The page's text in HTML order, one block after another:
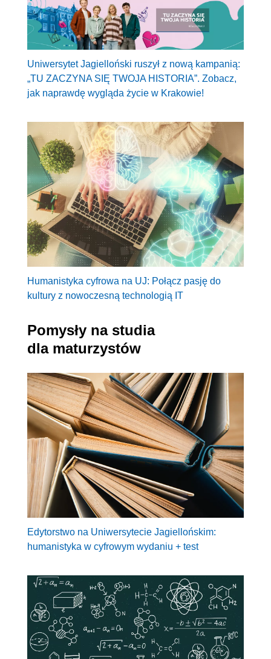
Uniwersytet Jagielloński ruszył z nową kampanią:
„TU ZACZYNA SIĘ TWOJA HISTORIA”. Zobacz,
jak naprawdę wygląda życie w Krakowie!
Humanistyka cyfrowa na UJ: Połącz pasję do
kultury z nowoczesną technologią IT
Pomysły na studia
dla maturzystów
Edytorstwo na Uniwersytecie Jagiellońskim:
humanistyka w cyfrowym wydaniu + test